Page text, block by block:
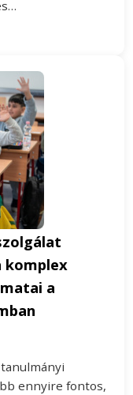
komplex
a
ennyire fontos,